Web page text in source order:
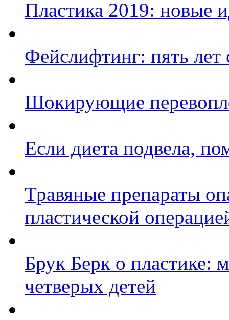
Пластика 2019: новые
Фейслифтинг: пять лет
Шокирующие
Если диета подвела,
Травяные препараты
пластической
Брук Берк о пластике:
четверых детей